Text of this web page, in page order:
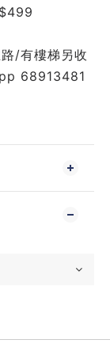
/有樓梯另收
68913481